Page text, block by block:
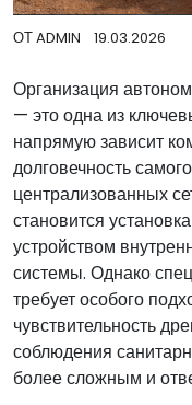
ОТADMIN 19.03.2026
Организация
— это одна из
напрямую зависит
долговечность
централизованных
становится
устройством
системы. Однако
требует особого
чувствительность
соблюдения
более сложным и